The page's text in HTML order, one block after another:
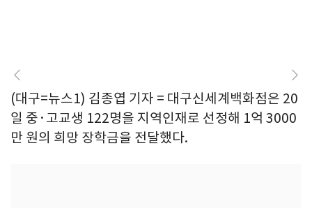
(대구=뉴스1) 김종엽 기자 = 대구신세계백화점은 20
일 중·고교생 122명을 지역인재로 선정해 1억 3000
만 원의 희망 장학금을 전달했다.